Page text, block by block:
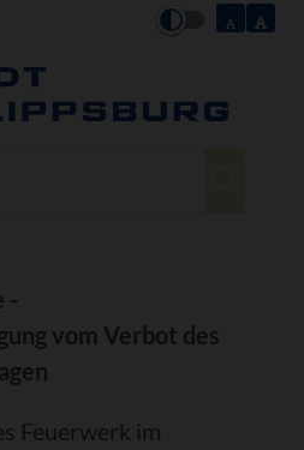
-
vom Verbot des
Feuerwerk im